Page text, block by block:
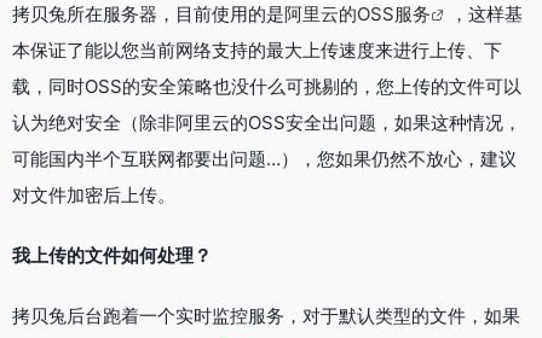
拷贝兔所在服务器，目前使用的是阿里云的OSS服务
，这样基
本保证了能以您当前网络支持的最大上传速度来进行上传、下
载，同时OSS的安全策略也没什么可挑剔的，您上传的文件可以
认为绝对安全（除非阿里云的OSS安全出问题，如果这种情况，
可能国内半个互联网都要出问题…），您如果仍然不放心，建议
对文件加密后上传。
我上传的文件如何处理？
拷贝兔后台跑着一个实时监控服务，对于默认类型的文件，如果